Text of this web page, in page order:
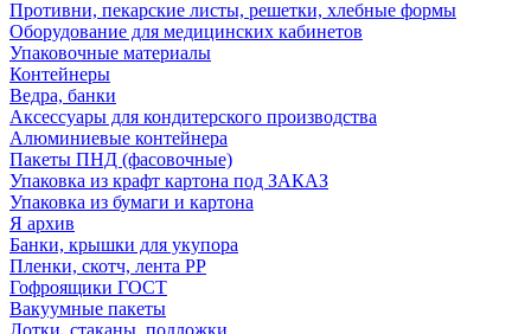
Противни, пекарские листы, решетки, хлебные формы
Оборудование для медицинских кабинетов
Упаковочные материалы
Контейнеры
Ведра, банки
Аксессуары для кондитерского производства
Алюминиевые контейнера
Пакеты ПНД (фасовочные)
Упаковка из крафт картона под ЗАКАЗ
Упаковка из бумаги и картона
Я архив
Банки, крышки для укупора
Пленки, скотч, лента РР
Гофроящики ГОСТ
Вакуумные пакеты
Лотки, стаканы, подложки